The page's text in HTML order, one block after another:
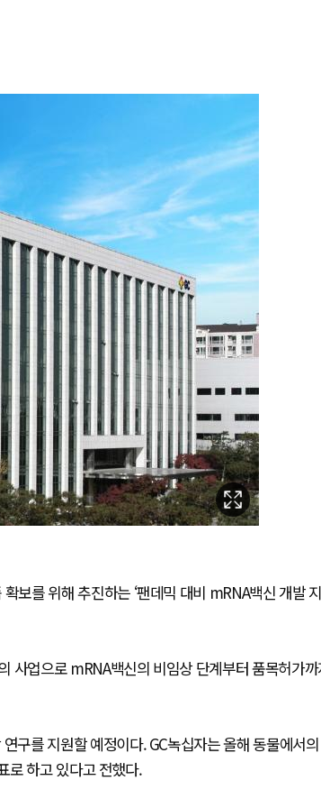
보를 위해 추진하는 ‘팬데믹 대비 mRNA백신 개발
사업으로 mRNA백신의 비임상 단계부터 품목허가까
구를 지원할 예정이다. GC녹십자는 올해 동물에서
로 하고 있다고 전했다.